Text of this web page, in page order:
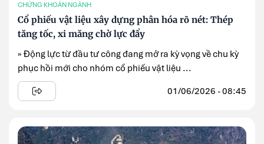
CHỨNG KHOÁN NGÀNH
Cổ phiếu vật liệu xây dựng phân hóa rõ nét: Thép
tăng tốc, xi măng chờ lực đẩy
» Động lực từ đầu tư công đang mở ra kỳ vọng về chu kỳ
phục hồi mới cho nhóm cổ phiếu vật liệu ...
01/06/2026 - 08:45